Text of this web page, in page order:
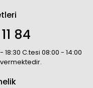
84
C.tesi 08:00 - 14:00